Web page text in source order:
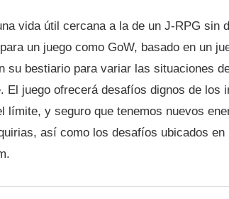
vida útil cercana a la de un J-RPG sin
un juego como GoW, basado en un
su bestiario para variar las situaciones
El juego ofrecerá desafíos dignos de los
límite, y seguro que tenemos nuevos
así como los desafíos ubicados